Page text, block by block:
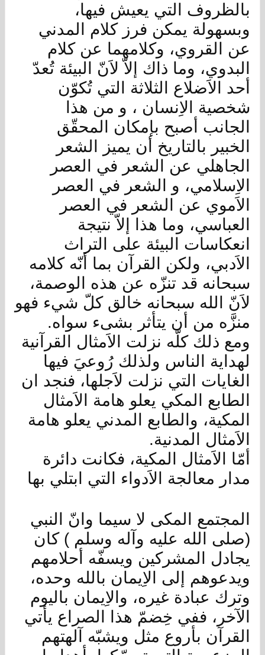
بالظروف التي يعيش فيها،
وبسهولة يمكن فرز كلام المدني
عن القروي، وكلامهما عن كلام
البدوي، وما ذاك إلاّ لاَنّ البيئة تُعدّ
أحد الاَضلاع الثلاثة التي تُكوّن
شخصية الاِنسان ، و من هذا
الجانب أصبح بإمكان المحقّق
الخبير بالتاريخ أن يميز الشعر
الجاهلي عن الشعر في العصر
الاِسلامي، و الشعر في العصر
الاَموي عن الشعر في العصر
العباسي، وما هذا إلاّ نتيجة
انعكاسات البيئة على التراث
الاَدبي، ولكن القرآن بما أنّه كلامه
سبحانه قد تنزّه عن هذه الوصمة،
لاَنّ الله سبحانه خالق كلّ شيء فهو
منزَّه من أن يتأثر بشىء سواه.
ومع ذلك كلّه نزلت الاَمثال القرآنية
لهداية الناس ولذلك رُوعيَ فيها
الغايات التي نزلت لاَجلها، فنجد ان
الطابع المكي يعلو هامة الاَمثال
المكية، والطابع المدني يعلو هامة
الاَمثال المدنية.
أمّا الاَمثال المكية، فكانت دائرة
مدار معالجة الاَدواء التي ابتلي بها
المجتمع المكى لا سيما وانّ النبي
(صلى الله عليه وآله وسلم ) كان
يجادل المشركين ويسفّه أحلامهم
ويدعوهم إلى الاِيمان بالله وحده،
وترك عبادة غيره، والاِيمان باليوم
الآخر، ففي خِضمّ هذا الصراع يأتي
القرآن بأروع مثل ويشبّه آلهتهم